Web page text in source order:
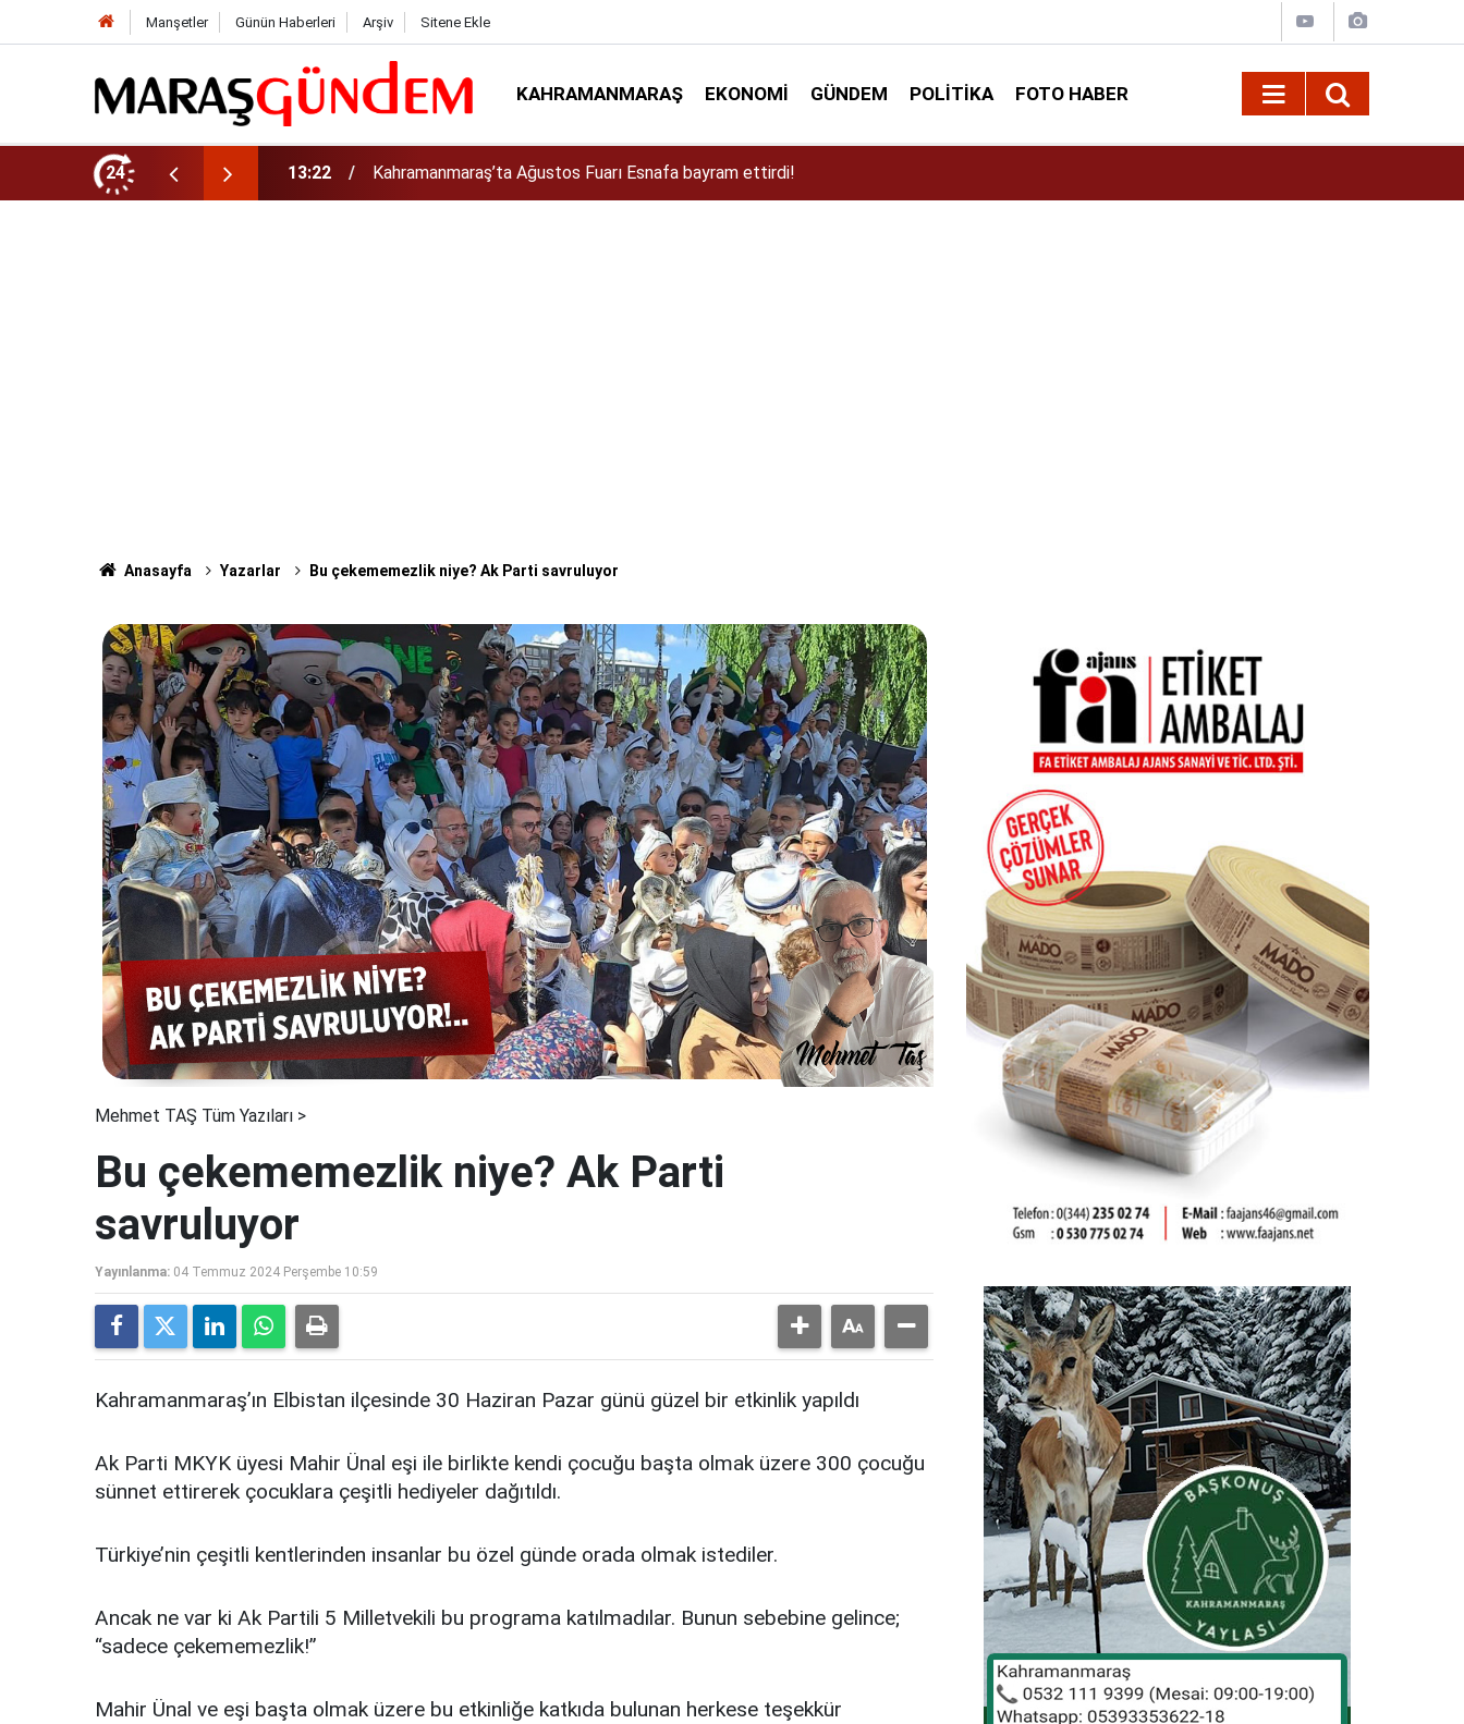
Manşetler Günün Haberleri Arşiv Sitene Ekle
KAHRAMANMARAŞ EKONOMI GÜNDEM POLITIKA FOTO HABER
24 13:17 Kahramanmaraş’ta Dulkadiroğlu Kırsalına 45 Milyonluk Yol Yatırımı!
Anasayfa Yazarlar Bu çekememezlik niye? Ak Parti savruluyor
Mehmet TAŞ Tüm Yazıları >
Bu çekememezlik niye? Ak Parti
savruluyor
Yayınlanma: 04 Temmuz 2024 Perşembe 10:59
Kahramanmaraş’ın Elbistan ilçesinde 30 Haziran Pazar günü güzel bir etkinlik yapıldı
Ak Parti MKYK üyesi Mahir Ünal eşi ile birlikte kendi çocuğu başta olmak üzere 300 çocuğu
sünnet ettirerek çocuklara çeşitli hediyeler dağıtıldı.
Türkiye’nin çeşitli kentlerinden insanlar bu özel günde orada olmak istediler.
Ancak ne var ki Ak Partili 5 Milletvekili bu programa katılmadılar. Bunun sebebine gelince;
“sadece çekememezlik!”
Mahir Ünal ve eşi başta olmak üzere bu etkinliğe katkıda bulunan herkese teşekkür